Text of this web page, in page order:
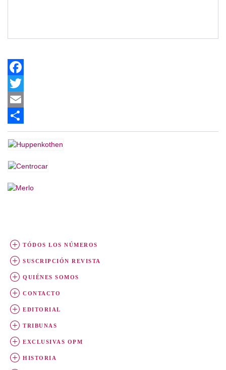
Facebook
Twitter
Email
Share
TÓDOS LOS NÚMEROS
SUSCRIPCIÓN REVISTA
QUIÉNES SOMOS
CONTACTO
EDITORIAL
TRIBUNAS
EXCLUSIVAS OPM
HISTORIA